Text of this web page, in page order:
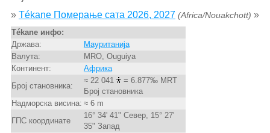
» Tékane Померање сата 2026, 2027 (Africa/Nouakchott) »
Tékane инфо:
Држава:
Мауританија
Валута:
MRO, Ouguiya
Континент:
Африка
Број становника:
≈ 22 041
= 6.877‰ MRT
Број становника
Надморска висина: ≈ 6 m
ГПС координате
16° 34' 41" Север, 15° 27'
35" Запад